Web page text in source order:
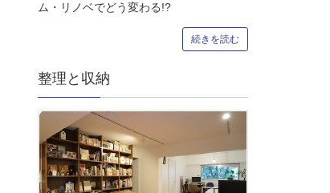
ム・リノベでどう変わる!?
続きを読む
整理と収納